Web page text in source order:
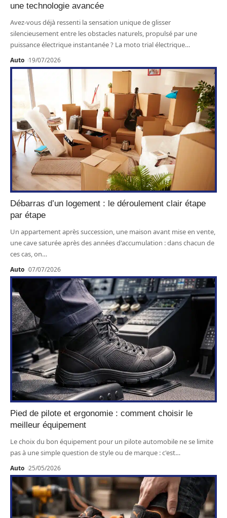
une technologie avancée
Avez-vous déjà ressenti la sensation unique de glisser
silencieusement entre les obstacles naturels, propulsé par une
puissance électrique instantanée ? La moto trial électrique…
Auto 19/07/2026
Débarras d’un logement : le déroulement clair étape
par étape
Un appartement après succession, une maison avant mise en vente,
une cave saturée après des années d'accumulation : dans chacun de
ces cas, on…
Auto 07/07/2026
Pied de pilote et ergonomie : comment choisir le
meilleur équipement
Le choix du bon équipement pour un pilote automobile ne se limite
pas à une simple question de style ou de marque : c'est…
Auto 25/05/2026